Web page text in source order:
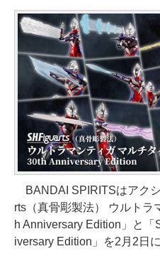
BANDAI SPIRITSはアク
rts（真骨彫製法） ウルトラ
h Anniversary Edition」と「
iversary Edition」を2月2日